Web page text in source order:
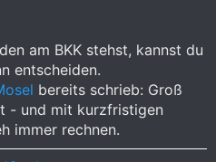
am BKK stehst, kannst du
entscheiden.
bereits schrieb: Groß
- und mit kurzfristigen
immer rechnen.